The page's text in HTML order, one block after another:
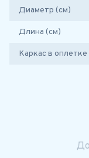
Диаметр (см)
Длина (см)
Каркас в оплетке